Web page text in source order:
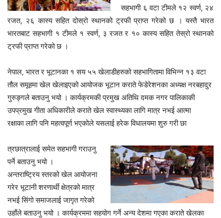
सहभागी ६ वटा टीमले १२ स्वर्ण, २४
रजत, २६ कास्य सहित दोस्रो स्थानको ट्रफी प्राप्त गरेको छ । यस्तै भारत
भारतबाट सहभागी १ टीमले १ स्वर्ण, ३ रजत र १० कास्य सहित तेस्रो स्थानको
ट्रफी प्राप्त गरेको छ ।
नेपाल, भारत र भूटानका १ सय ५५ खेलाडीहरुको सहभागितामा विभिन्न १३ वटा
तौल समूहमा खेल खेलाइएको आयोजक भूटान कराते फेडेरेशनका अध्यक्ष नरबहादुर
गुरुङ्गले बताउनु भयो । कार्यक्रमकी प्रमुख अतिथि दमक नगर पालिकाकी
उपप्रमुख गीता अधिकारीले कराते खेल स्वास्थ्यका लागि मात्र नभई आत्मा
रक्षाका लागि पनि महत्वपूर्ण भएकोले यसलाई हरेक विधालयमा शुरु गरी छा
त्रछात्रालाई समेत सहभागी गराउनु
पर्ने बताउनु भयो ।
अन्तराष्ट्रिय स्तरको खेल आयोजना
गरेर भूटानी शरणार्थी क्षेत्रको मात्र
नभई सिंगो समाजलाई जागृत गरेको
उहाँले बताउनु भयो । कार्यक्रममा सहयोग गर्ने अन्य देशमा गएका कराते खेलका